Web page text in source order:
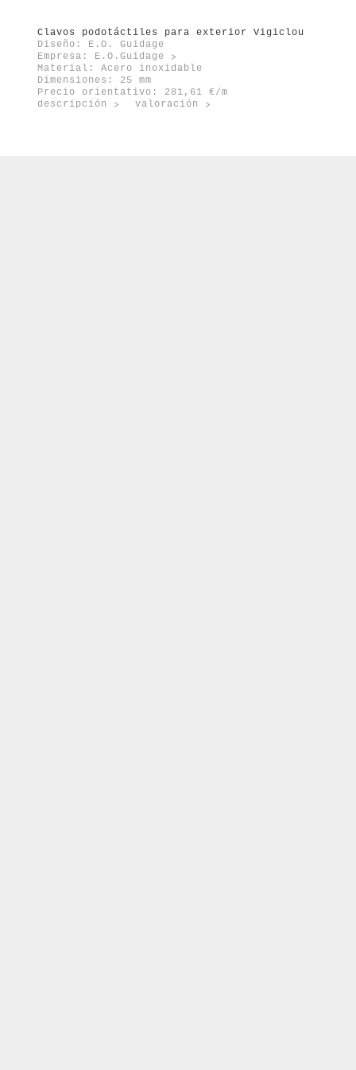
Clavos podotáctiles para exterior Vigiclou
Diseño: E.O. Guidage
Empresa: E.O.Guidage
Material: Acero inoxidable
Dimensiones: 25 mm
Precio orientativo: 281,61 €/m
descripción
valoración